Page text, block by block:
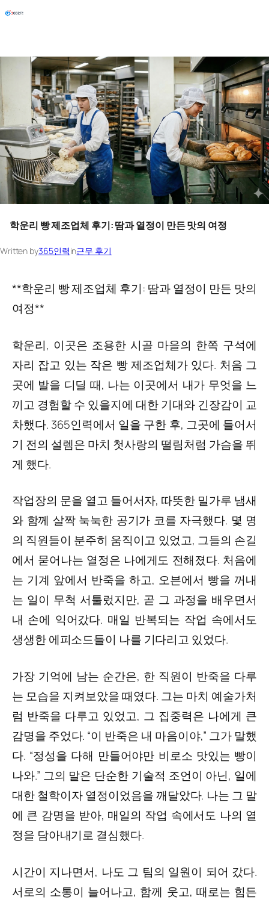
Skip
to
학운리 빵 제조업체 후기: 땀과 열정이 만든 맛의 여정
Written by365인력in근무 후기
**학운리 빵 제조업체 후기: 땀과 열정이 만든 맛의
여정**
학운리, 이곳은 조용한 시골 마을의 한쪽 구석에
자리 잡고 있는 작은 빵 제조업체가 있다. 처음 그
곳에 발을 디딜 때, 나는 이곳에서 내가 무엇을 느
끼고 경험할 수 있을지에 대한 기대와 긴장감이 교
차했다. 365인력에서 일을 구한 후, 그곳에 들어서
기 전의 설렘은 마치 첫사랑의 떨림처럼 가슴을 뛰
게 했다.
작업장의 문을 열고 들어서자, 따뜻한 밀가루 냄새
와 함께 살짝 눅눅한 공기가 코를 자극했다. 몇 명
의 직원들이 분주히 움직이고 있었고, 그들의 손길
에서 묻어나는 열정은 나에게도 전해졌다. 처음에
는 기계 앞에서 반죽을 하고, 오븐에서 빵을 꺼내
는 일이 무척 서툴렀지만, 곧 그 과정을 배우면서
내 손에 익어갔다. 매일 반복되는 작업 속에서도
생생한 에피소드들이 나를 기다리고 있었다.
가장 기억에 남는 순간은, 한 직원이 반죽을 다루
는 모습을 지켜보았을 때였다. 그는 마치 예술가처
럼 반죽을 다루고 있었고, 그 집중력은 나에게 큰
감명을 주었다. “이 반죽은 내 마음이야,” 그가 말했
다. “정성을 다해 만들어야만 비로소 맛있는 빵이
나와.” 그의 말은 단순한 기술적 조언이 아닌, 일에
대한 철학이자 열정이었음을 깨달았다. 나는 그 말
에 큰 감명을 받아, 매일의 작업 속에서도 나의 열
정을 담아내기로 결심했다.
시간이 지나면서, 나도 그 팀의 일원이 되어 갔다.
서로의 소통이 늘어나고, 함께 웃고, 때로는 힘든